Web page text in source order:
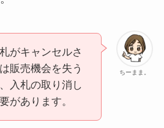
ちーまま。
がキャンセルさ
販売機会を失う
入札の取り消し
があります。